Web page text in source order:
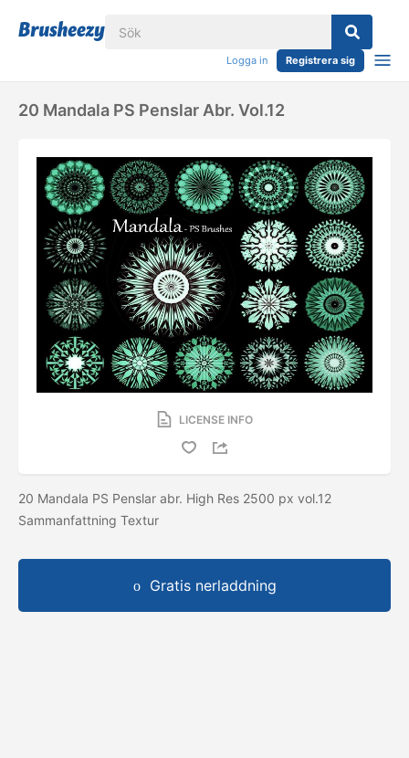
Logga in Registrera sig
20 Mandala PS Penslar Abr. Vol.12
LICENSE INFO
20 Mandala PS Penslar abr. High Res 2500 px vol.12
Sammanfattning Textur
Gratis nerladdning